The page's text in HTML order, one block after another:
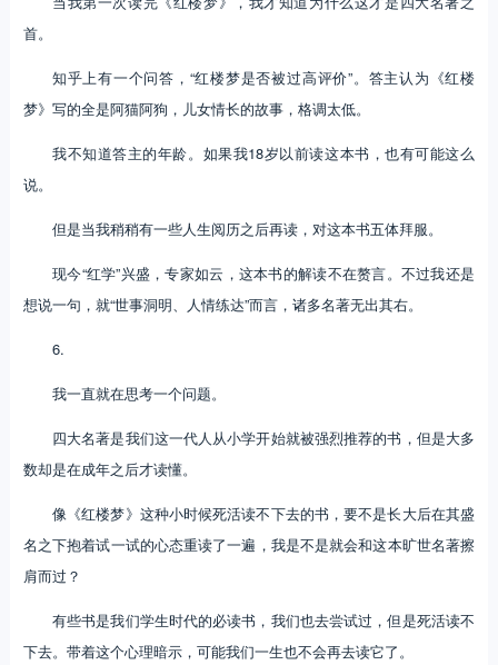
首。
知乎上有一个问答，“红楼梦是否被过高评价”。答主认为《红楼
梦》写的全是阿猫阿狗，儿女情长的故事，格调太低。
我不知道答主的年龄。如果我18岁以前读这本书，也有可能这么
说。
但是当我稍稍有一些人生阅历之后再读，对这本书五体拜服。
现今“红学”兴盛，专家如云，这本书的解读不在赘言。不过我还是
想说一句，就“世事洞明、人情练达”而言，诸多名著无出其右。
6.
我一直就在思考一个问题。
四大名著是我们这一代人从小学开始就被强烈推荐的书，但是大多
数却是在成年之后才读懂。
像《红楼梦》这种小时候死活读不下去的书，要不是长大后在其盛
名之下抱着试一试的心态重读了一遍，我是不是就会和这本旷世名著擦
肩而过？
有些书是我们学生时代的必读书，我们也去尝试过，但是死活读不
下去。带着这个心理暗示，可能我们一生也不会再去读它了。